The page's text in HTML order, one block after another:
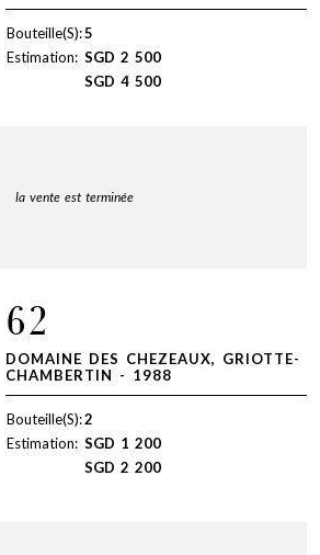
Bouteille(S):5
Estimation: SGD 2 500
SGD 4 500
la vente est terminée
62
DOMAINE DES CHEZEAUX, GRIOTTE-
CHAMBERTIN - 1988
Bouteille(S):2
Estimation: SGD 1 200
SGD 2 200